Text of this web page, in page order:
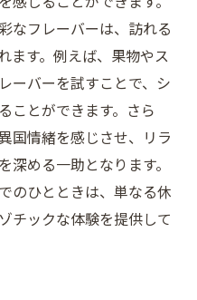
出会う未知のフレー
谷での新しい出会い
ジで発見する多様な
谷の新たなストーリ
なフレーバーは、訪れる
ます。例えば、果物やス
ーバーを試すことで、シ
ことができます。さら
国情緒を感じさせ、リラ
深める一助となります。
のひとときは、単なる休
チックな体験を提供して